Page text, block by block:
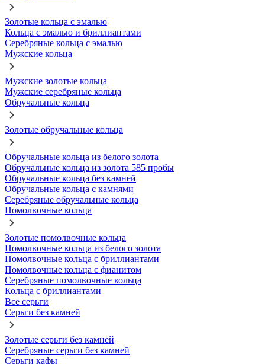
Золотые кольца с эмалью
Кольца с эмалью и бриллиантами
Серебряные кольца с эмалью
Мужские кольца
Мужские золотые кольца
Мужские серебряные кольца
Обручальные кольца
Золотые обручальные кольца
Обручальные кольца из белого золота
Обручальные кольца из золота 585 пробы
Обручальные кольца без камней
Обручальные кольца с камнями
Серебряные обручальные кольца
Помолвочные кольца
Золотые помолвочные кольца
Помолвочные кольца из белого золота
Помолвочные кольца с бриллиантами
Помолвочные кольца с фианитом
Серебряные помолвочные кольца
Кольца с бриллиантами
Все серьги
Серьги без камней
Золотые серьги без камней
Серебряные серьги без камней
Серьги кафы